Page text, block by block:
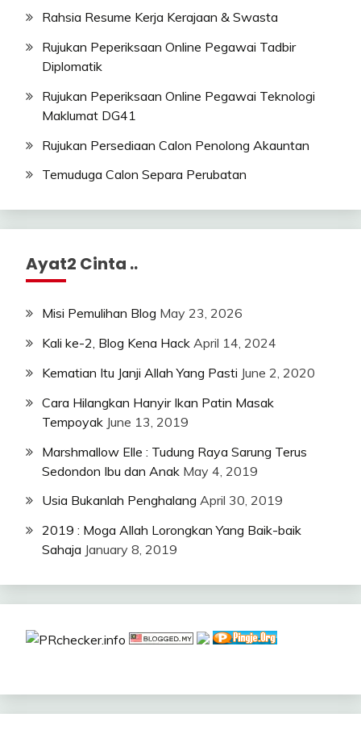
Rahsia Resume Kerja Kerajaan & Swasta
Rujukan Peperiksaan Online Pegawai Tadbir
Diplomatik
Rujukan Peperiksaan Online Pegawai Teknologi
Maklumat DG41
Rujukan Persediaan Calon Penolong Akauntan
Temuduga Calon Separa Perubatan
Ayat2 Cinta ..
Misi Pemulihan Blog May 23, 2026
Kali ke-2, Blog Kena Hack April 14, 2024
Kematian Itu Janji Allah Yang Pasti June 2, 2020
Cara Hilangkan Hanyir Ikan Patin Masak
Tempoyak June 13, 2019
Marshmallow Elle : Tudung Raya Sarung Terus
Sedondon Ibu dan Anak May 4, 2019
Usia Bukanlah Penghalang April 30, 2019
2019 : Moga Allah Lorongkan Yang Baik-baik
Sahaja January 8, 2019